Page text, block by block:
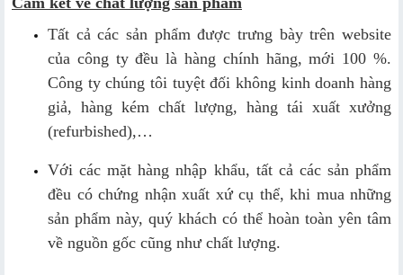
Tất cả các sản phẩm được trưng bày trên website
của công ty đều là hàng chính hãng, mới 100 %.
Công ty chúng tôi tuyệt đối không kinh doanh hàng
giả, hàng kém chất lượng, hàng tái xuất xưởng
(refurbished),…
Với các mặt hàng nhập khẩu, tất cả các sản phẩm
đều có chứng nhận xuất xứ cụ thể, khi mua những
sản phẩm này, quý khách có thể hoàn toàn yên tâm
về nguồn gốc cũng như chất lượng.